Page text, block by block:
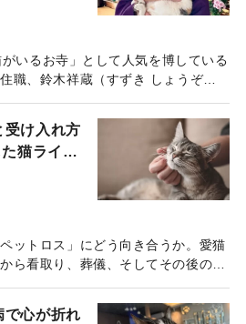
いるお寺」として人気を博している
職、鈴木祥蔵（すずき しょうぞ
合ってきた体験から「弔いの本質」
然の摂理と捉え、遺された人間が前
トが詰まったメッセージ。
受け入れ方
た猫ライタ
ットロス」にどう向き合うか。愛猫
ら看取り、葬儀、そしてその後の心
にお伝えします。
で心が折れ